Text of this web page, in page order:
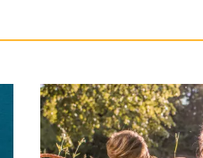
Scopri di più Conto